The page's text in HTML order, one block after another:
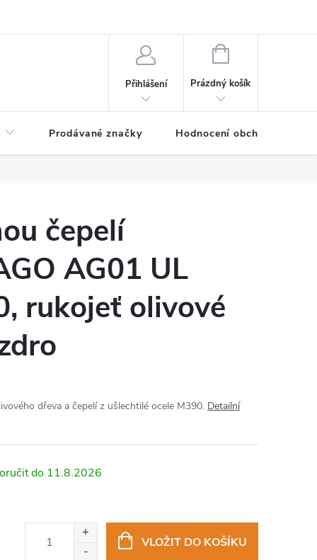
Přihlášení
NÁKUPNÍ
Prázdný košík
Prodávané značky Hodnocení obchodu
čepelí
AG01 UL
rukojeť olivové
dřeva a čepelí z ušlechtilé ocele M390. Detailní
11.8.2026
VLOŽIT DO KOŠÍKU